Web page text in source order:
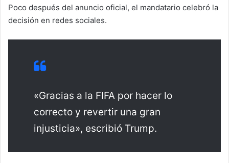
Poco después del anuncio oficial, el mandatario celebró la
decisión en redes sociales.
«Gracias a la FIFA por hacer lo
correcto y revertir una gran
injusticia», escribió Trump.